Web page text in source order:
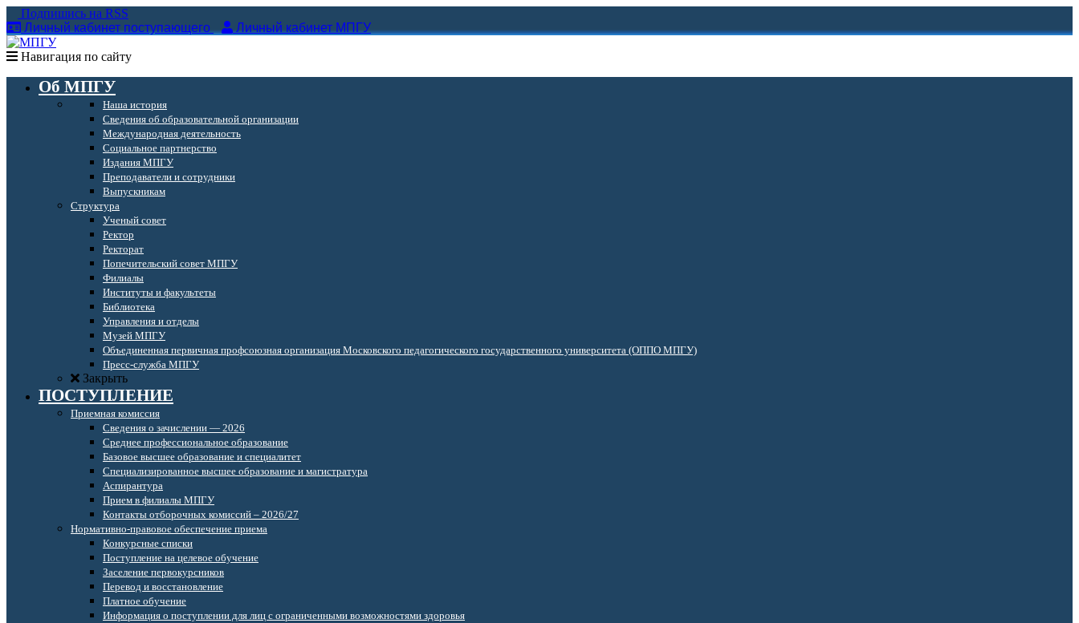
Подпишись на RSS
Личный кабинет поступающего
Личный кабинет МПГУ
Навигация по сайту
Об МПГУ
Наша история
Сведения об образовательной организации
Международная деятельность
Социальное партнерство
Издания МПГУ
Преподаватели и сотрудники
Выпускникам
Структура
Ученый совет
Ректор
Ректорат
Попечительский совет МПГУ
Филиалы
Институты и факультеты
Библиотека
Управления и отделы
Музей МПГУ
Объединенная первичная профсоюзная организация Московского педагогического государственного университета (ОППО МПГУ)
Пресс-служба МПГУ
Закрыть
ПОСТУПЛЕНИЕ
Приемная комиссия
Сведения о зачислении — 2026
Среднее профессиональное образование
Базовое высшее образование и специалитет
Специализированное высшее образование и магистратура
Аспирантура
Прием в филиалы МПГУ
Контакты отборочных комиссий – 2026/27
Нормативно-правовое обеспечение приема
Конкурсные списки
Поступление на целевое обучение
Заселение первокурсников
Перевод и восстановление
Платное обучение
Информация о поступлении для лиц с ограниченными возможностями здоровья